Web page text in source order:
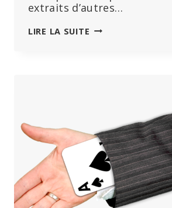
extraits d’autres…
LIRE LA SUITE SI
CESSERAIT
DE
LEUR
VENDRE
DES
PRODUITS
TOXIQUES